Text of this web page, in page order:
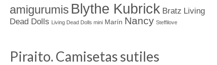
amigurumis Blythe Kubrick Bratz Living
Dead Dolls Living Dead Dolls mini Marín Nancy Steffilove
Piraito. Camisetas sutiles